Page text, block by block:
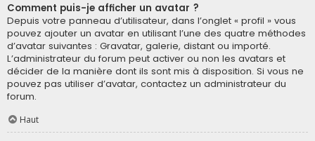
Comment puis-je afficher un avatar ?
Depuis votre panneau d’utilisateur, dans l’onglet « profil » vous
pouvez ajouter un avatar en utilisant l’une des quatre méthodes
d’avatar suivantes : Gravatar, galerie, distant ou importé.
L’administrateur du forum peut activer ou non les avatars et
décider de la manière dont ils sont mis à disposition. Si vous ne
pouvez pas utiliser d’avatar, contactez un administrateur du
forum.
Haut